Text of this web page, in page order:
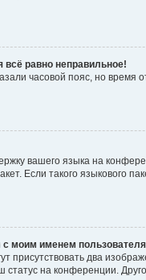
всё равно неправильное!
часовой пояс, но
вашего языка на
Если такого языкового
моим именем
присутствовать два
на конференции.